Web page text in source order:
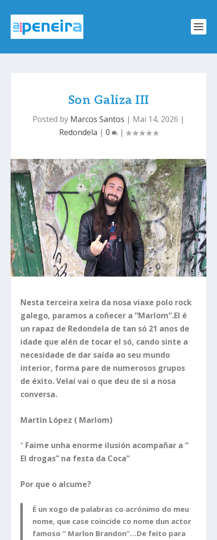
Son Galiza III
Posted by Marcos Santos | Mai 14, 2026 |
Redondela | 0 |
Nesta terceira xeira da nosa viaxe polo rock
galego, paramos a coñecer a “Marlom”.El é
un rapaz de Redondela de tan só 21 anos de
idade que alén de tocar el só, cando sinte a
necesidade de dar saída ao seu mundo
interior, forma pare de numerosos grupos
de éxito. Velaí vai o que deu de si a nosa
conversa.
Martín López ( Marlom)
“ Faime unha enorme ilusión acompañar a “
El drogas” na festa da Coca”
Por que o alcume?
É un xogo de palabras co acrónimo do meu
nome, que case coincide co nome dun actor
famoso “ Marlon Brandon”…De feito para